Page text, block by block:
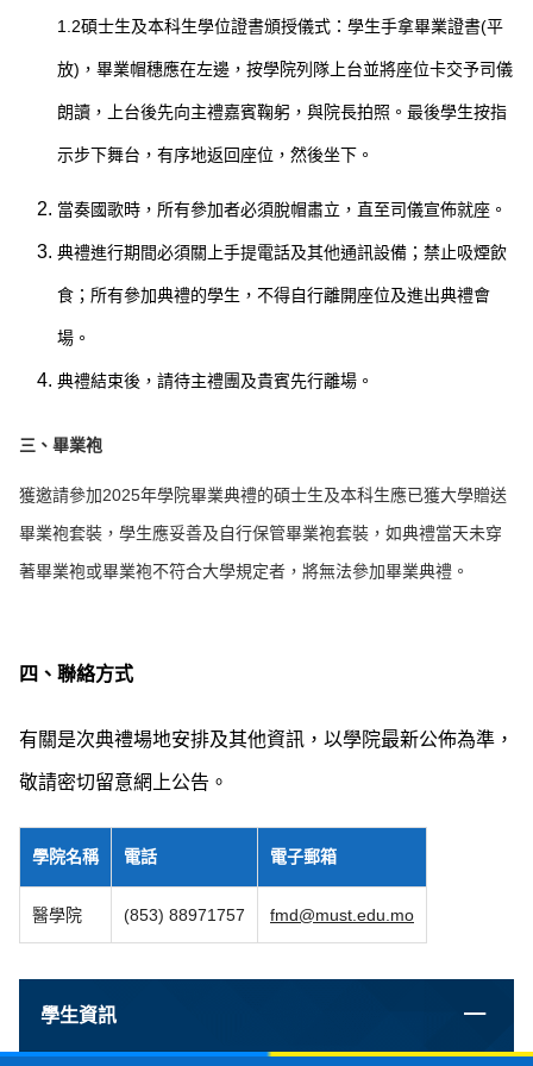
1.2碩士生及本科生學位證書頒授儀式：學生手拿畢業證書(平
放)，畢業帽穗應在左邊，按學院列隊上台並將座位卡交予司儀
朗讀，上台後先向主禮嘉賓鞠躬，與院長拍照。最後學生按指
示步下舞台，有序地返回座位，然後坐下。
當奏國歌時，所有參加者必須脫帽肅立，直至司儀宣佈就座。
典禮進行期間必須關上手提電話及其他通訊設備；禁止吸煙飲
食；所有參加典禮的學生，不得自行離開座位及進出典禮會
場。
典禮結束後，請待主禮團及貴賓先行離場。
三、畢業袍
獲邀請參加2025年學院畢業典禮的碩士生及本科生應已獲大學贈送
畢業袍套裝，學生應妥善及自行保管畢業袍套裝，如典禮當天未穿
著畢業袍或畢業袍不符合大學規定者，將無法參加畢業典禮。
四、聯絡方式
有關是次典禮場地安排及其他資訊，以學院最新公佈為準，
敬請密切留意網上公告。
學院名稱 電話 電子郵箱
醫學院 (853) 88971757 fmd@must.edu.mo
學生資訊